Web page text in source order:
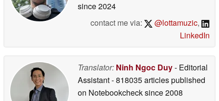
since 2024
contact me via:
@lottamuzic,
LinkedIn
Translator: Ninh Ngoc Duy- Editorial
Assistant- 818035 articles published
on Notebookchecksince 2008